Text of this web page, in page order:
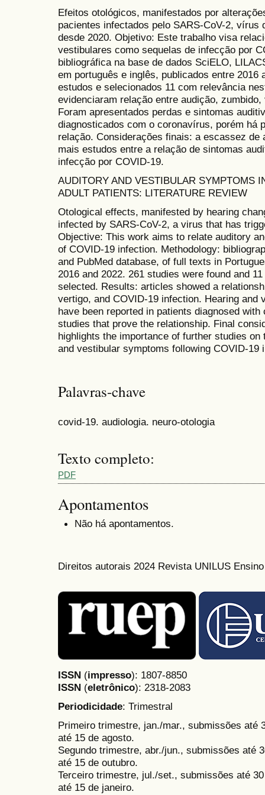
Efeitos otológicos, manifestados por
pacientes infectados pelo SARS-CoV-2, vírus
desde 2020. Objetivo: Este trabalho visa
vestibulares como sequelas de infecção por
bibliográfica na base de dados SciELO,
em português e inglês, publicados entre 2016
estudos e selecionados 11 com relevância
evidenciaram relação entre audição,
Foram apresentados perdas e sintomas
diagnosticados com o coronavírus, porém há
relação. Considerações finais: a escassez
mais estudos entre a relação de sintomas
infecção por COVID-19.
AUDITORY AND VESTIBULAR SYMPTOMS
ADULT PATIENTS: LITERATURE REVIEW
Otological effects, manifested by hearing
infected by SARS-CoV-2, a virus that has
Objective: This work aims to relate auditory
of COVID-19 infection. Methodology:
and PubMed database, of full texts in
2016 and 2022. 261 studies were found and
selected. Results: articles showed a
vertigo, and COVID-19 infection. Hearing and
have been reported in patients diagnosed
studies that prove the relationship. Final
highlights the importance of further studies
and vestibular symptoms following COVID-19
Palavras-chave
covid-19. audiologia. neuro-otologia
Texto completo:
PDF
Apontamentos
Não há apontamentos.
Direitos autorais 2024 Revista UNILUS
ISSN (impresso): 1807-8850
ISSN (eletrônico): 2318-2083
Periodicidade: Trimestral
Primeiro trimestre, jan./mar., submissões até
até 15 de agosto.
Segundo trimestre, abr./jun., submissões até
até 15 de outubro.
Terceiro trimestre, jul./set., submissões até
até 15 de janeiro.